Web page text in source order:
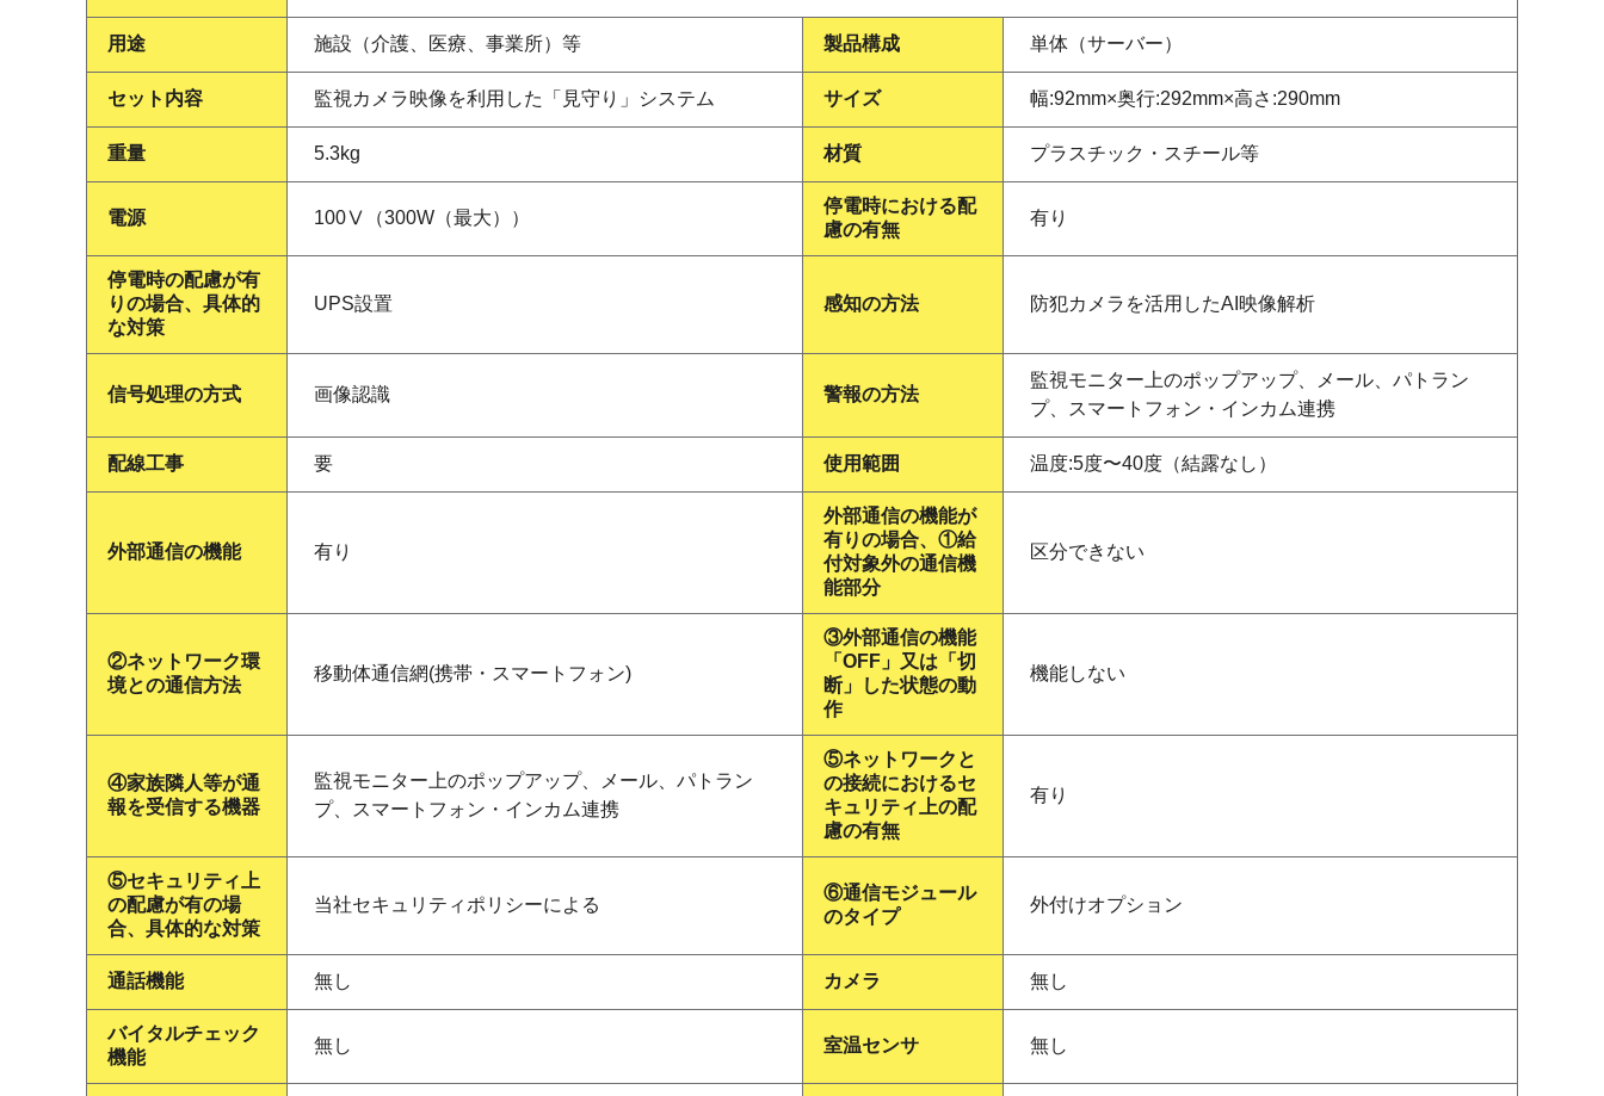
用途 施設（介護、医療、事業所）等 製品構成 単体（サーバー）
セット内容 監視カメラ映像を利用した「見守り」システム サイズ 幅:92mm×奥行:292mm×高さ:290mm
重量 5.3kg 材質 プラスチック・スチール等
電源 100Ⅴ（300W（最大））
停電時における配
慮の有無
有り
停電時の配慮が有
りの場合、具体的
な対策
UPS設置 感知の方法 防犯カメラを活用したAI映像解析
信号処理の方式 画像認識 警報の方法
監視モニター上のポップアップ、メール、パトラン
プ、スマートフォン・インカム連携
配線工事 要 使用範囲 温度:5度〜40度（結露なし）
外部通信の機能 有り
外部通信の機能が
有りの場合、①給
付対象外の通信機
能部分
区分できない
②ネットワーク環
境との通信方法
移動体通信網(携帯・スマートフォン)
③外部通信の機能
「OFF」又は「切
断」した状態の動
作
機能しない
④家族隣人等が通
報を受信する機器
監視モニター上のポップアップ、メール、パトラン
プ、スマートフォン・インカム連携
⑤ネットワークと
の接続におけるセ
キュリティ上の配
慮の有無
有り
⑤セキュリティ上
の配慮が有の場
合、具体的な対策
当社セキュリティポリシーによる
⑥通信モジュール
のタイプ
外付けオプション
通話機能 無し カメラ 無し
バイタルチェック
機能
無し 室温センサ 無し